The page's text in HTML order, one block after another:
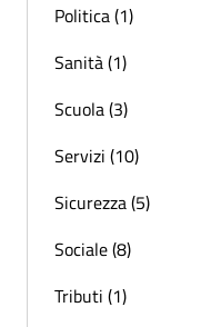
Politica (1)
Sanità (1)
Scuola (3)
Servizi (10)
Sicurezza (5)
Sociale (8)
Tributi (1)